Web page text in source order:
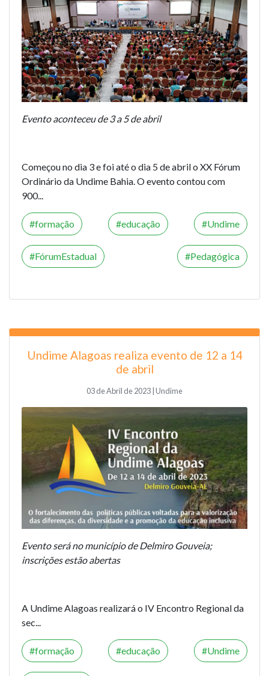
Evento aconteceu de 3 a 5 de abril
Começou no dia 3 e foi até o dia 5 de abril o XX Fórum
Ordinário da Undime Bahia. O evento contou com
900...
formação educação Undime
FórumEstadual Pedagógica
Undime Alagoas realiza evento de 12 a 14
de abril
03 de Abril de 2023 | Undime
Evento será no município de Delmiro Gouveia;
inscrições estão abertas
A Undime Alagoas realizará o IV Encontro Regional da
sec...
formação educação Undime